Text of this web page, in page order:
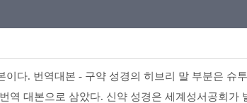
다. 번역대본 - 구약 성경의 히브리 말 부분은
역 대본으로 삼았다. 신약 성경은 세계성서공회